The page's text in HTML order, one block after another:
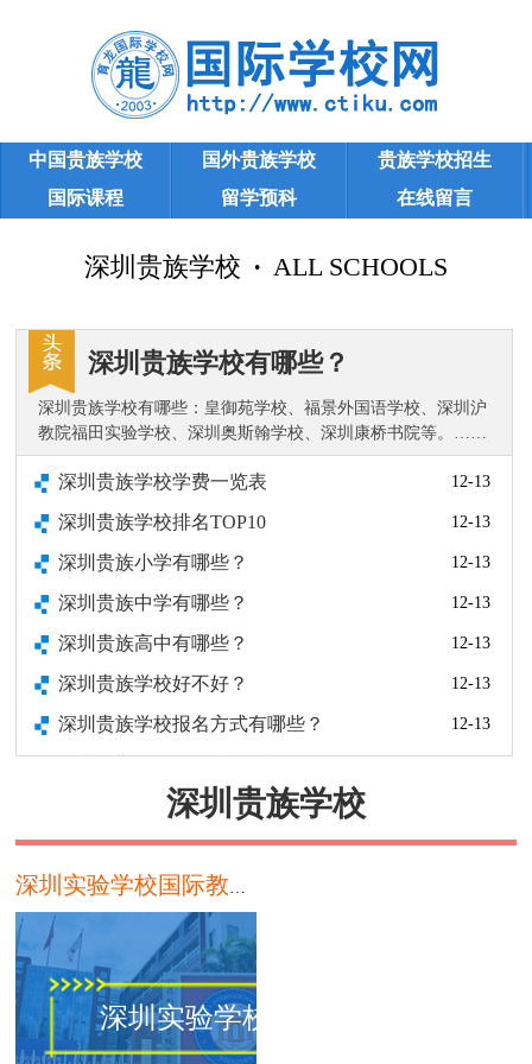
深圳贵族学校
中国贵族学校 国外贵族学校
贵族学校招生
国际课程
留学预科 在线留言
深圳贵族学校 · ALL SCHOOLS
深圳贵族学校有哪些？
深圳贵族学校有哪些：皇御苑学校、福景外国语学校、深圳沪
教院福田实验学校、深圳奥斯翰学校、深圳康桥书院等。……
深圳贵族学校学费一览表 12-13
深圳贵族学校排名TOP10 12-13
深圳贵族小学有哪些？ 12-13
深圳贵族中学有哪些？ 12-13
深圳贵族高中有哪些？ 12-13
深圳贵族学校好不好？ 12-13
深圳贵族学校报名方式有哪些？ 12-13
深圳市福景外国语学校怎么样？
深圳市高级中学皇御苑学校怎么样？ 12-13
深圳南山中加学校怎么样？
深圳东方英文书院介绍
深圳贵族学校
深圳实验学校国际教育基地
深圳实验学校